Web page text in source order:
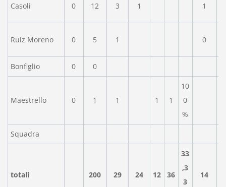
Casoli 0 12 3 1 1
Ruiz Moreno 0 5 1 0
Bonfiglio 0 0
Maestrello 0 1 1 1 1
10
0
%
Squadra
totali 200 29 24 12 36
33
,3
3
14